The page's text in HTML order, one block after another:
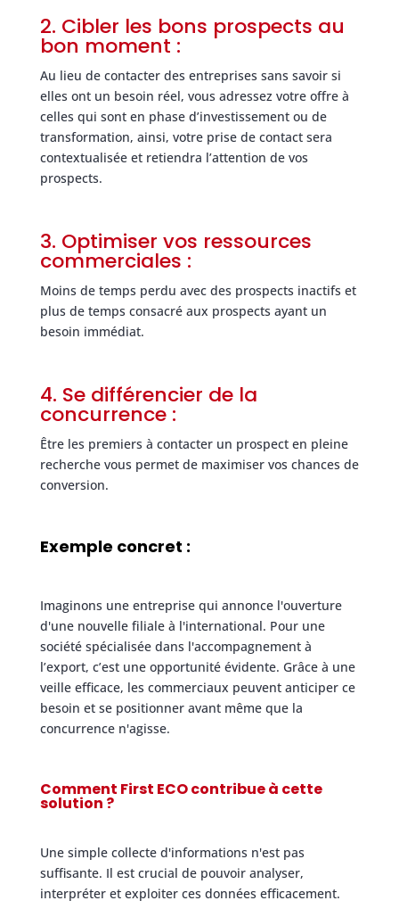
2. Cibler les bons prospects au
bon moment :
Au lieu de contacter des entreprises sans savoir si
elles ont un besoin réel, vous adressez votre offre à
celles qui sont en phase d’investissement ou de
transformation, ainsi, votre prise de contact sera
contextualisée et retiendra l’attention de vos
prospects.
3. Optimiser vos ressources
commerciales :
Moins de temps perdu avec des prospects inactifs et
plus de temps consacré aux prospects ayant un
besoin immédiat.
4. Se différencier de la
concurrence :
Être les premiers à contacter un prospect en pleine
recherche vous permet de maximiser vos chances de
conversion.
Exemple concret :
Imaginons une entreprise qui annonce l'ouverture
d'une nouvelle filiale à l'international. Pour une
société spécialisée dans l'accompagnement à
l’export, c’est une opportunité évidente. Grâce à une
veille efficace, les commerciaux peuvent anticiper ce
besoin et se positionner avant même que la
concurrence n'agisse.
Comment First ECO contribue à cette
solution ?
Une simple collecte d'informations n'est pas
suffisante. Il est crucial de pouvoir analyser,
interpréter et exploiter ces données efficacement.